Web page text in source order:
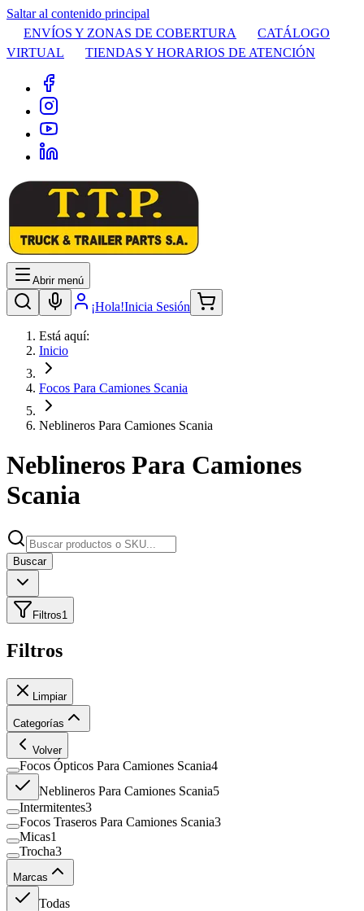
Saltar al contenido principal
ENVÍOS Y ZONAS DE COBERTURA
CATÁLOGO
VIRTUAL
TIENDAS Y HORARIOS DE ATENCIÓN
Abrir menú
¡Hola!Inicia Sesión
Está aquí:
Inicio
Focos Para Camiones Scania
Neblineros Para Camiones Scania
Neblineros Para Camiones
Scania
Buscar
Filtros1
Filtros
Limpiar
Categorías
Volver
Focos Ópticos Para Camiones Scania4
Neblineros Para Camiones Scania5
Intermitentes3
Focos Traseros Para Camiones Scania3
Micas1
Trocha3
Marcas
Todas